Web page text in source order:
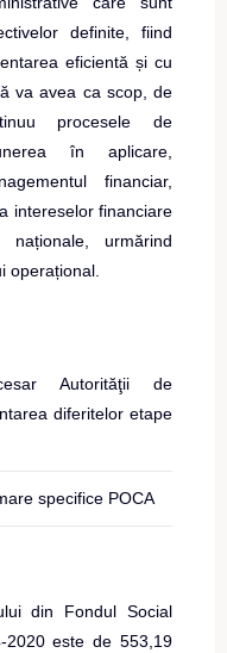
definite, fiind
eficientă și cu
va avea ca scop, de
procesele de
în aplicare,
financiar,
intereselor financiare
urmărind
operațional.
Autorităţii de
diferitelor etape
specifice POCA
din Fondul Social
2020 este de 553,19